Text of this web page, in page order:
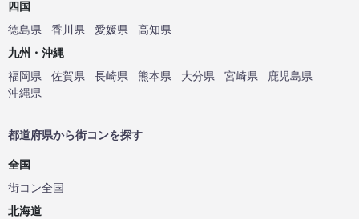
四国
徳島県
香川県 愛媛県
高知県
九州・沖縄
福岡県
佐賀県 長崎県 熊本県 大分県 宮崎県
鹿児島県
沖縄県
都道府県から街コンを探す
全国
街コン全国
北海道